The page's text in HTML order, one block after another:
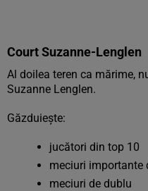
Court Suzanne-Lenglen
Al doilea teren ca mărime,
Suzanne Lenglen.
Găzduiește:
jucători din top 10
meciuri importante
meciuri de dublu